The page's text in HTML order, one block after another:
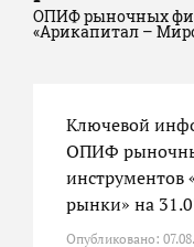
ОПИФ рыночных
«Арикапитал –
Ключевой
ОПИФ
инструментов
рынки» на
Опубликовано: